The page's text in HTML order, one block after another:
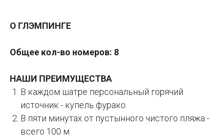
О ГЛЭМПИНГЕ
Общее кол-во номеров: 8
НАШИ ПРЕИМУЩЕСТВА
В каждом шатре персональный горячий
источник - купель фурако.
В пяти минутах от пустынного чистого пляжа -
всего 100 м.